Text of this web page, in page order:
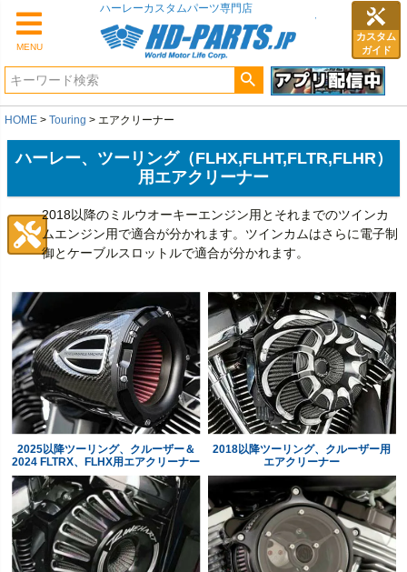
MENU
カスタム
ガイド
HOME Touring エアクリーナー
ハーレー、ツーリング（FLHX,FLHT,FLTR,FLHR）
用エアクリーナー
2018以降のミルウオーキーエンジン用とそれまでのツインカ
ムエンジン用で適合が分かれます。ツインカムはさらに電子制
御とケーブルスロットルで適合が分かれます。
2025以降ツーリング、クルーザー＆
2024 FLTRX、FLHX用エアクリーナー
2018以降ツーリング、クルーザー用
エアクリーナー